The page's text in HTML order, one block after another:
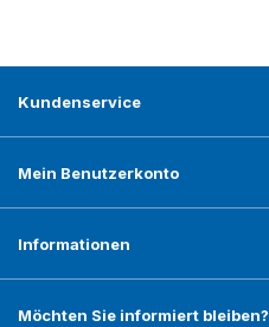
Kundenservice
Mein Benutzerkonto
Informationen
Möchten Sie informiert bleiben?